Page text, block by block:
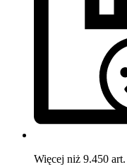
Więcej niż 9.450 art.